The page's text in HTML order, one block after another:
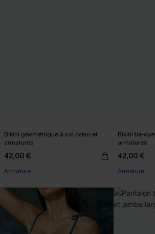
Bikini géométrique à col cœur et
armatures
42,00 €
Armature
Bikini tie-
armatures
42,00 €
Armature